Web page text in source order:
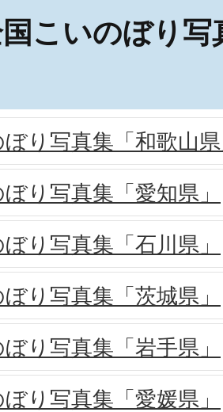
こいのぼり写
り写真集「和歌山
り写真集「愛知県」
り写真集「石川県」
り写真集「茨城県」
り写真集「岩手県」
り写真集「愛媛県」